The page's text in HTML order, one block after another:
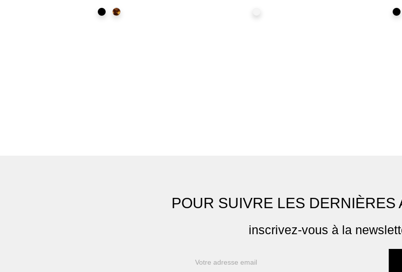
Noir Ecaille
POUR SUIVRE LES DERNIÈRES
inscrivez-vous à la